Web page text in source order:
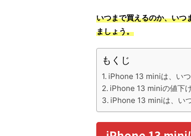
いつまで買えるのか、いつ
ましょう。
もくじ
iPhone 13 miniは、い
iPhone 13 miniの値下
iPhone 13 miniは、い